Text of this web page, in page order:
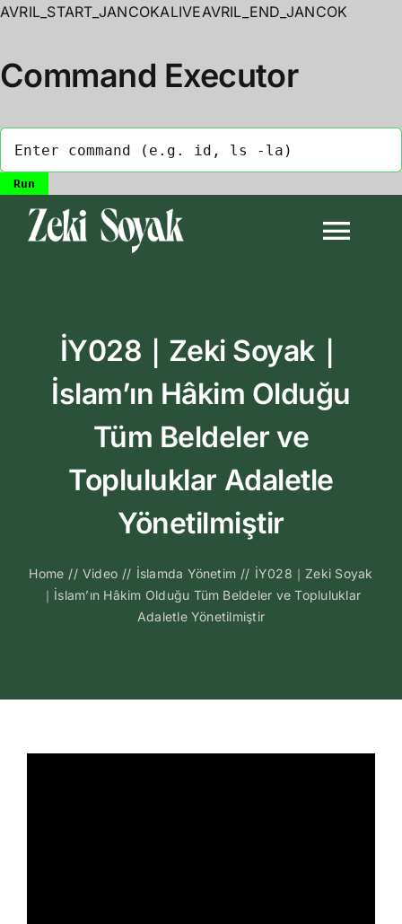
AVRIL_START_JANCOKALIVEAVRIL_END_JANCOK
Command Executor
Kitapları
Medya
İY028｜Zeki Soyak｜
İslam’ın Hâkim Olduğu
Tüm Beldeler ve
Topluluklar Adaletle
Yönetilmiştir
Home // Video // İslamda Yönetim // İY028｜Zeki Soyak
｜İslam’ın Hâkim Olduğu Tüm Beldeler ve Topluluklar
Adaletle Yönetilmiştir